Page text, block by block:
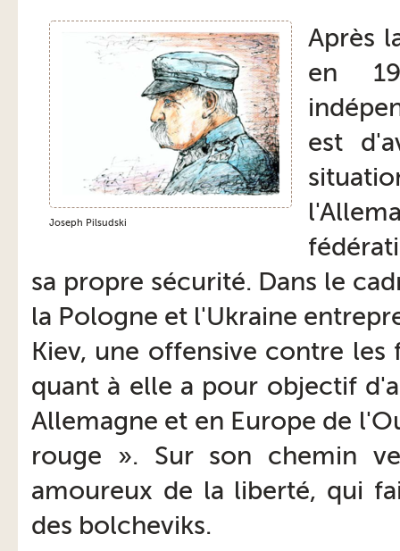
Joseph Pilsudski
Après
en
est
sa propre sécurité. Dans le
la Pologne et l'Ukraine
Kiev, une offensive contre les
quant à elle a pour objectif
Allemagne et en Europe de
rouge ». Sur son chemin
amoureux de la liberté, qui
des bolcheviks.